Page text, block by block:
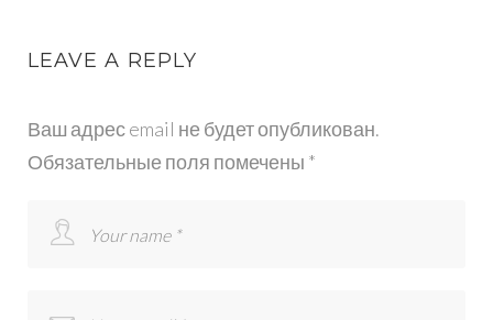
LEAVE A REPLY
Ваш адрес email не будет опубликован.
Обязательные поля помечены *